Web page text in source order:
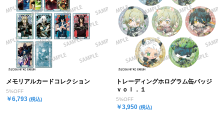
メモリアルカードコレクション
5%OFF
￥6,793 (税込)
トレーディングホログラム缶バッジ
ｖｏｌ．１
5%OFF
￥3,950 (税込)